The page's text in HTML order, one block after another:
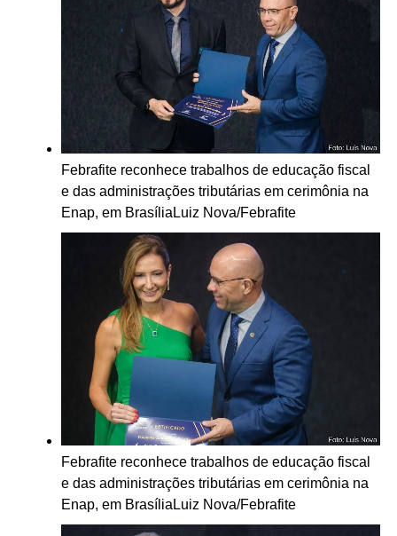
Febrafite reconhece trabalhos de educação fiscal
e das administrações tributárias em cerimônia na
Enap, em Brasília Luiz Nova/Febrafite
Febrafite reconhece trabalhos de educação fiscal
e das administrações tributárias em cerimônia na
Enap, em BrasíliaLuiz Nova/Febrafite